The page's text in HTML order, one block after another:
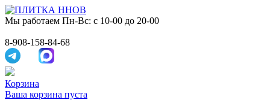
Мы работаем Пн-Вс: с 10-00 до 20-00
8-908-158-84-68
Корзина
Ваша корзина пуста